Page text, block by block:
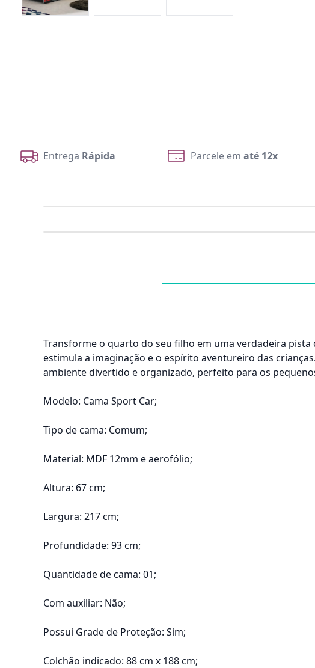
Entrega Rápida Parcele em até 12x
Transforme o quarto do seu filho em uma verdadeira
estimula a imaginação e o espírito aventureiro das
ambiente divertido e organizado, perfeito para os
Modelo: Cama Sport Car;
Tipo de cama: Comum;
Material: MDF 12mm e aerofólio;
Altura: 67 cm;
Largura: 217 cm;
Profundidade: 93 cm;
Quantidade de cama: 01;
Com auxiliar: Não;
Possui Grade de Proteção: Sim;
Colchão indicado: 88 cm x 188 cm;